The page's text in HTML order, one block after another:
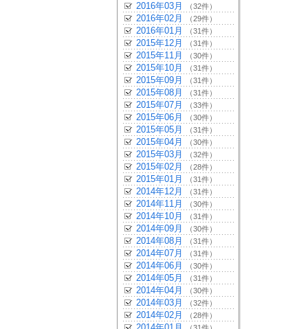
2016年03月 （32件）
2016年02月 （29件）
2016年01月 （31件）
2015年12月 （31件）
2015年11月 （30件）
2015年10月 （31件）
2015年09月 （31件）
2015年08月 （31件）
2015年07月 （33件）
2015年06月 （30件）
2015年05月 （31件）
2015年04月 （30件）
2015年03月 （32件）
2015年02月 （28件）
2015年01月 （31件）
2014年12月 （31件）
2014年11月 （30件）
2014年10月 （31件）
2014年09月 （30件）
2014年08月 （31件）
2014年07月 （31件）
2014年06月 （30件）
2014年05月 （31件）
2014年04月 （30件）
2014年03月 （32件）
2014年02月 （28件）